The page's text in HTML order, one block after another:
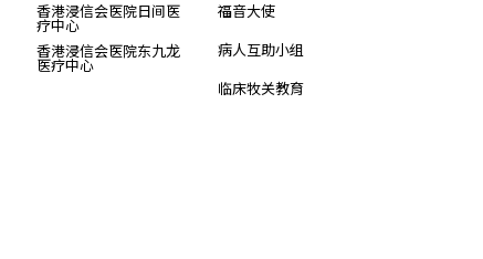
香港浸信会医院日间医
疗中心
香港浸信会医院东九龙
医疗中心
福音大使
病人互助小组
临床牧关教育